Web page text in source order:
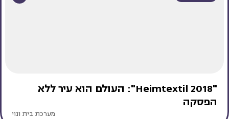
"Heimtextil 2018": העולם הוא עיר ללא
הפסקה
מערכת בית ונוי